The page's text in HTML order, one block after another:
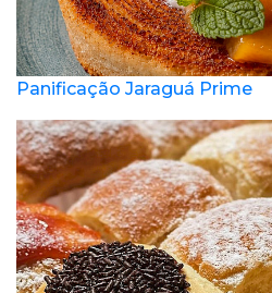
Panificação Jaraguá Prime